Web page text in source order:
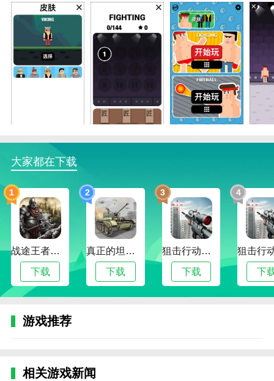
以开三枪，一枪一个敌人即可，只要剩余三个黑色的拳
头即可3星过关。
5、如果你没命中敌人，那你就会减少开枪机会，
例如这次，只剩2个黑色拳头标识时，通关评价只有2
6、右下角还为我们提供了道具使用，使用该道具
可以让你快速通关，但是该道具非常珍贵，建议谨慎使
格斗先生游戏特色
的技能进行升级，打造独特的战斗大师。
2、实时战斗模式：除了单人关卡，你还可以在线
与其他玩家竞争，测试自己的实力。
3、装备和升级系统：收集和升级武器和装备，增
强角色属性，使战斗更加轻松流畅。
4、挑战BOSS等级：在每一章结束时，你将面对强
初学者能够快速享受游戏的乐趣。
大家都在下载
1
战途王者最新版
下载
2
真正的坦克大战
下载
3
狙击行动代号猎鹰最新版
下载
4
下
游戏推荐
相关游戏新闻